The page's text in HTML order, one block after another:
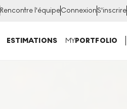
Rencontre l'équipeConnexionS'inscrire
ESTIMATIONS MYPORTFOLIO